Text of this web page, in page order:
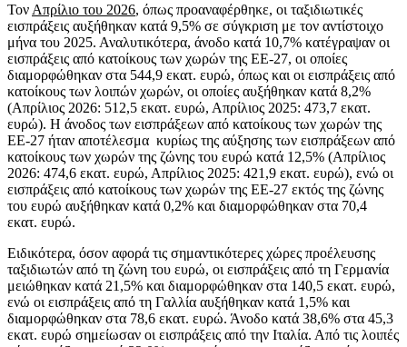
Τον Απρίλιο του 2026, όπως προαναφέρθηκε, οι ταξιδιωτικές
εισπράξεις αυξήθηκαν κατά 9,5% σε σύγκριση με τον αντίστοιχο
μήνα του 2025. Αναλυτικότερα, άνοδο κατά 10,7% κατέγραψαν οι
εισπράξεις από κατοίκους των χωρών της ΕΕ-27, οι οποίες
διαμορφώθηκαν στα 544,9 εκατ. ευρώ, όπως και οι εισπράξεις από
κατοίκους των λοιπών χωρών, οι οποίες αυξήθηκαν κατά 8,2%
(Απρίλιος 2026: 512,5 εκατ. ευρώ, Απρίλιος 2025: 473,7 εκατ.
ευρώ). Η άνοδος των εισπράξεων από κατοίκους των χωρών της
ΕΕ-27 ήταν αποτέλεσμα κυρίως της αύξησης των εισπράξεων από
κατοίκους των χωρών της ζώνης του ευρώ κατά 12,5% (Απρίλιος
2026: 474,6 εκατ. ευρώ, Απρίλιος 2025: 421,9 εκατ. ευρώ), ενώ οι
εισπράξεις από κατοίκους των χωρών της ΕΕ-27 εκτός της ζώνης
του ευρώ αυξήθηκαν κατά 0,2% και διαμορφώθηκαν στα 70,4
εκατ. ευρώ.
Ειδικότερα, όσον αφορά τις σημαντικότερες χώρες προέλευσης
ταξιδιωτών από τη ζώνη του ευρώ, οι εισπράξεις από τη Γερμανία
μειώθηκαν κατά 21,5% και διαμορφώθηκαν στα 140,5 εκατ. ευρώ,
ενώ οι εισπράξεις από τη Γαλλία αυξήθηκαν κατά 1,5% και
διαμορφώθηκαν στα 78,6 εκατ. ευρώ. Άνοδο κατά 38,6% στα 45,3
εκατ. ευρώ σημείωσαν οι εισπράξεις από την Ιταλία. Από τις λοιπές